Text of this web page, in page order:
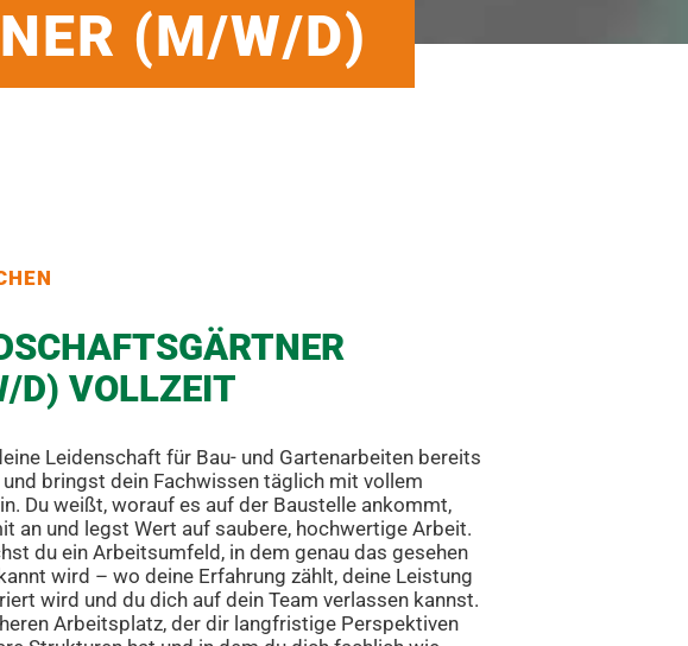
(M/W/D)
D) VOLLZEIT
Leidenschaft für Bau- und Gartenarbeiten bereits
bringst dein Fachwissen täglich mit vollem
Du weißt, worauf es auf der Baustelle ankommt,
an und legst Wert auf saubere, hochwertige Arbeit.
du ein Arbeitsumfeld, in dem genau das gesehen
wird – wo deine Erfahrung zählt, deine Leistung
wird und du dich auf dein Team verlassen kannst.
Arbeitsplatz, der dir langfristige Perspektiven